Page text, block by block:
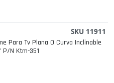
SKU 11911
Para Tv Plana O Curva Inclinable
P/n Ktm-351